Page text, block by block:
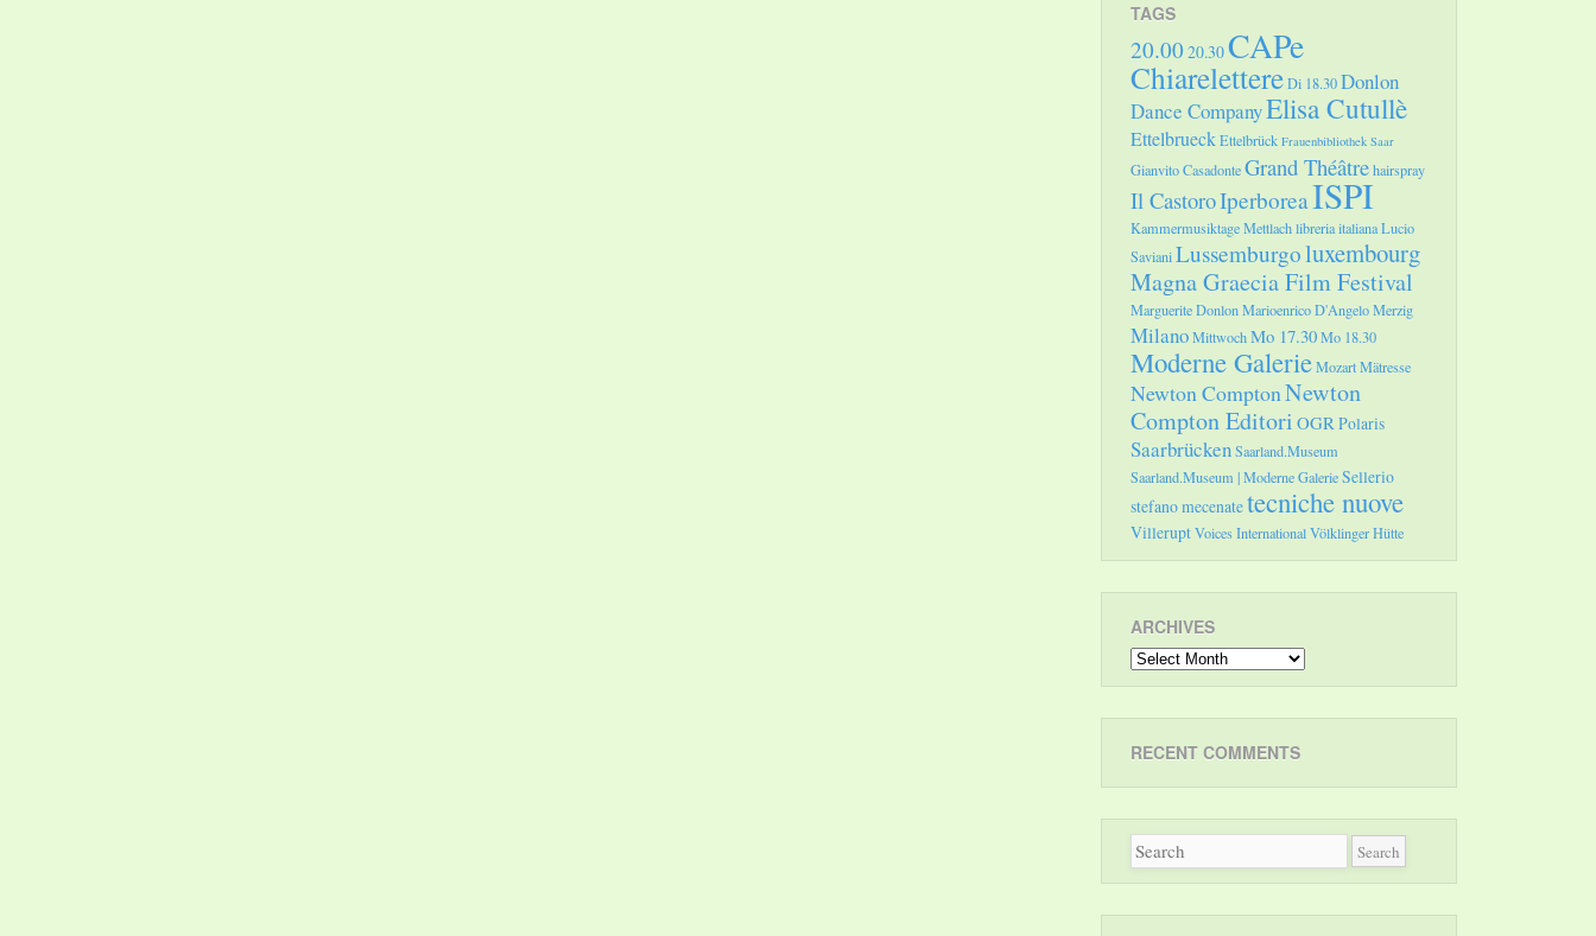
TAGS
20.00 20.30CAPe
ChiarelettereDi 18.30Donlon
Dance CompanyElisa Cutullè
EttelbrueckEttelbrück Frauenbibliothek Saar
Gianvito CasadonteGrand Théâtrehairspray
Il CastoroIperboreaISPI
Kammermusiktage Mettlachlibreria italianaLucio
SavianiLussemburgoluxembourg
Magna Graecia Film Festival
Marguerite DonlonMarioenrico D'AngeloMerzig
MilanoMittwochMo 17.30Mo 18.30
Moderne GalerieMozartMätresse
Newton ComptonNewton
Compton Editori OGRPolaris
SaarbrückenSaarland.Museum
Saarland.Museum | Moderne GalerieSellerio
stefano mecenatetecniche nuove
VilleruptVoices InternationalVölklinger Hütte
ARCHIVES
Archives
RECENT COMMENTS